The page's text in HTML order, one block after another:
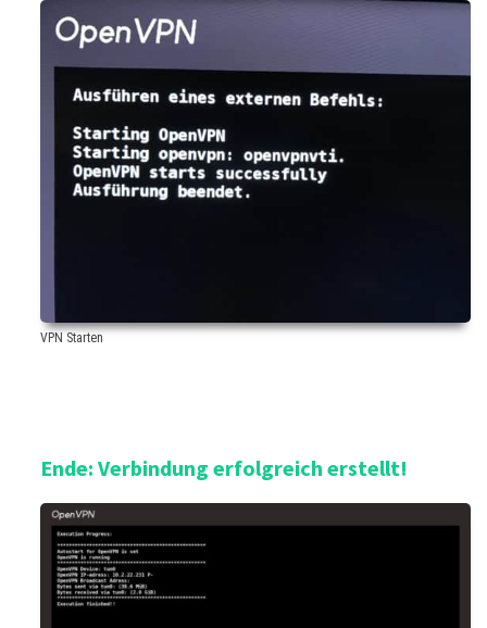
VPN Starten
Ende: Verbindung erfolgreich erstellt!